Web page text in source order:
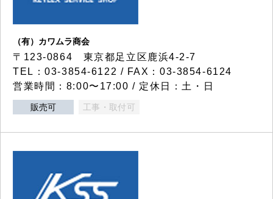
（有）カワムラ商会
〒123-0864 東京都足立区鹿浜4-2-7
TEL：03-3854-6122 / FAX：03-3854-6124
営業時間：8:00〜17:00 / 定休日：土・日
販売可 工事・取付可